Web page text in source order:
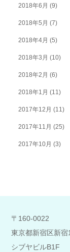
2018年6月 (9)
2018年5月 (7)
2018年4月 (5)
2018年3月 (10)
2018年2月 (6)
2018年1月 (11)
2017年12月 (11)
2017年11月 (25)
2017年10月 (3)
〒160-0022
東京都新宿区新宿
シブヤビルB1F